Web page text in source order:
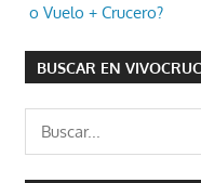
o Vuelo + Crucero?
BUSCAR EN
Buscar: